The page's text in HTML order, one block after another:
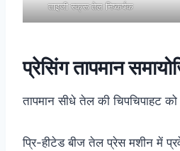
ताइजी स्क्रू तेल निष्कर्षक
प्रेसिंग तापमान
तापमान सीधे तेल की चिपचिपाहट को
प्रि-हीटेड बीज तेल प्रेस मशीन में